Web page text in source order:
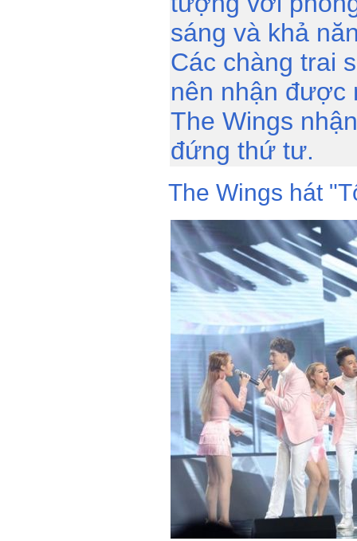
sáng và khả
Các chàng trai
nên nhận được
The Wings
đứng thứ tư.
The Wings hát